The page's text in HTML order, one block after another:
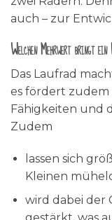
auch – zur
Welchen Mehrwert bringt
Das Laufrad
es fördert
Fähigkeiten und
Zudem
lassen sich
Kleinen
wird dabei der